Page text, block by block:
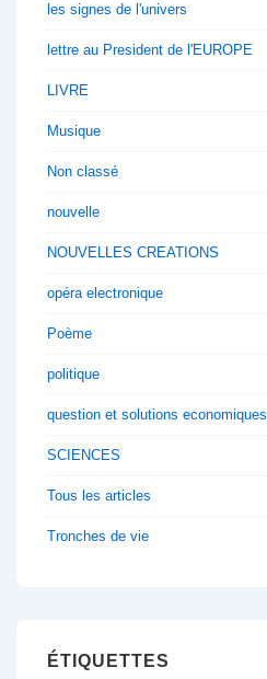
les signes de l'univers
lettre au President de l'EUROPE
LIVRE
Musique
Non classé
nouvelle
NOUVELLES CREATIONS
opéra electronique
Poème
politique
question et solutions economiques
SCIENCES
Tous les articles
Tronches de vie
ÉTIQUETTES